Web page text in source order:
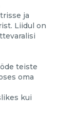
ja
Liidul on
teiste
oma
kui